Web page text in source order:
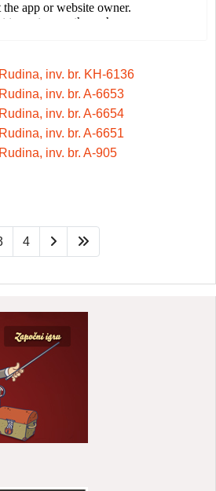
inv. br. KH-6136
inv. br. A-6653
inv. br. A-6654
inv. br. A-6651
inv. br. A-905
4